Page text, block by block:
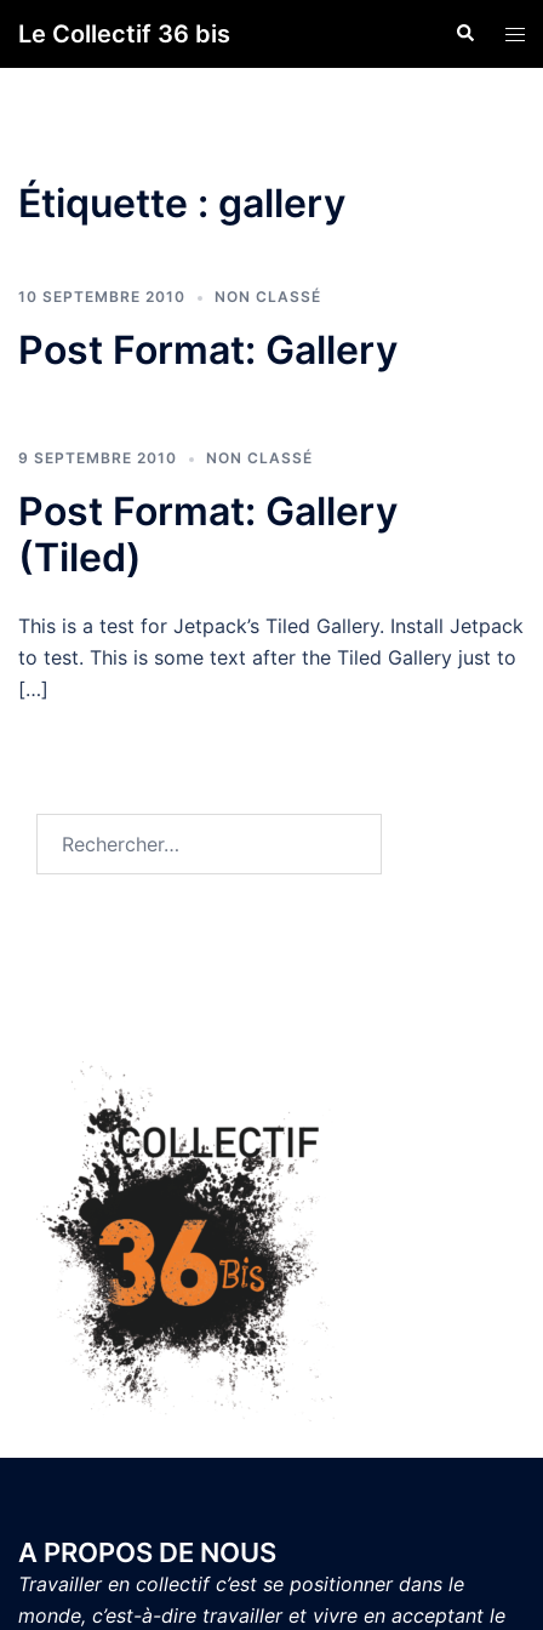
auLe Collectif 36 bis
le
Étiquette : gallery
10 SEPTEMBRE 2010 NON CLASSÉ
Post Format: Gallery
9 SEPTEMBRE 2010 NON CLASSÉ
Post Format: Gallery
(Tiled)
This is a test for Jetpack’s Tiled Gallery. Install Jetpack
to test. This is some text after the Tiled Gallery just to
[…]
A PROPOS DE NOUS
Travailler en collectif c’est se positionner dans le
monde, c’est-à-dire travailler et vivre en acceptant le